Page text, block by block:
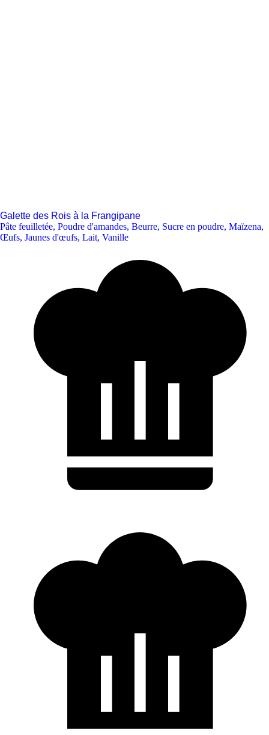
Galette des Rois à la Frangipane
Pâte feuilletée, Poudre d'amandes, Beurre, Sucre en poudre, Maïzena,
Œufs, Jaunes d'œufs, Lait, Vanille